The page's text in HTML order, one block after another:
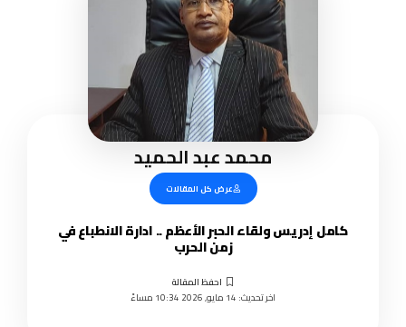
محمد عبد الحميد
عرض كل المقالات
كامل إدريس ولقاء الحبر الأعظم .. ادارة الانطباع في
زمن الحرب
اخر تحديث: 14 مايو, 2026 10:34 مساءً